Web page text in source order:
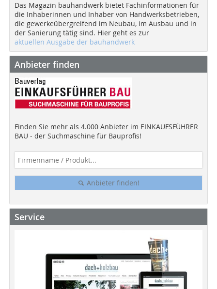
Das Magazin bauhandwerk bietet Fachinformationen für
die Inhaberinnen und Inhaber von Handwerksbetrieben,
die gewerkeübergreifend im Neubau, im Ausbau und in
der Sanierung tätig sind. Hier geht es zur
aktuellen Ausgabe der bauhandwerk
Anbieter finden
Finden Sie mehr als 4.000 Anbieter im EINKAUFSFÜHRER
BAU - der Suchmaschine für Bauprofis!
Anbieter finden!
Service